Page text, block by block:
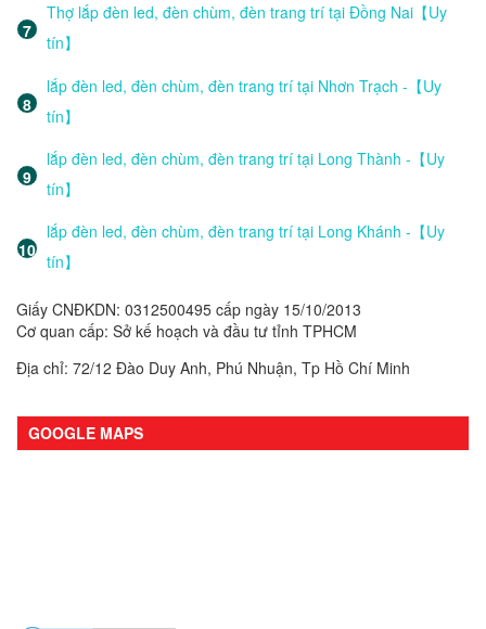
Thợ lắp đèn led, đèn chùm, đèn trang trí tại Đồng Nai【Uy
tín】
lắp đèn led, đèn chùm, đèn trang trí tại Nhơn Trạch -【Uy
tín】
lắp đèn led, đèn chùm, đèn trang trí tại Long Thành -【Uy
tín】
lắp đèn led, đèn chùm, đèn trang trí tại Long Khánh -【Uy
tín】
Giấy CNĐKDN: 0312500495 cấp ngày 15/10/2013
Cơ quan cấp: Sở kế hoạch và đầu tư tỉnh TPHCM
Địa chỉ: 72/12 Đào Duy Anh, Phú Nhuận, Tp Hồ Chí Minh
GOOGLE MAPS